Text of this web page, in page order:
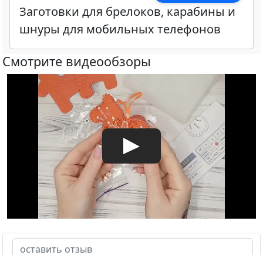
Заготовки для брелоков, карабины и
шнуры для мобильных телефонов
Смотрите видеообзоры